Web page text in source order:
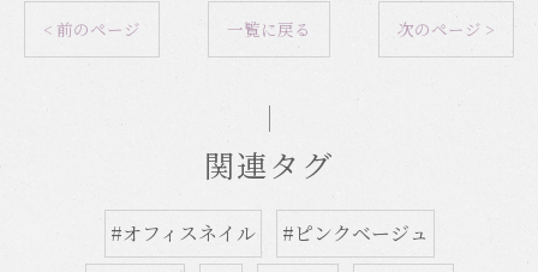
< 前のページ 一覧に戻る 次のページ >
関連タグ
#オフィスネイル
#ピンクベージュ